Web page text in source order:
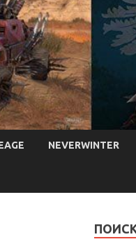
NEVERWINTER